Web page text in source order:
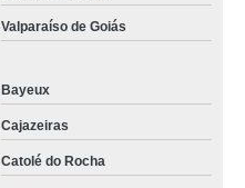
Valparaíso de Goiás
Bayeux
Cajazeiras
Catolé do Rocha